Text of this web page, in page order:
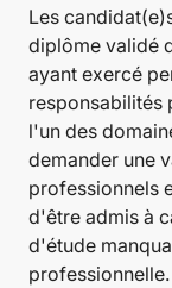
Les
diplôme validé
ayant exercé
responsabilités
l'un des
demander une
professionnels
d'être admis à
d'étude
professionnelle.